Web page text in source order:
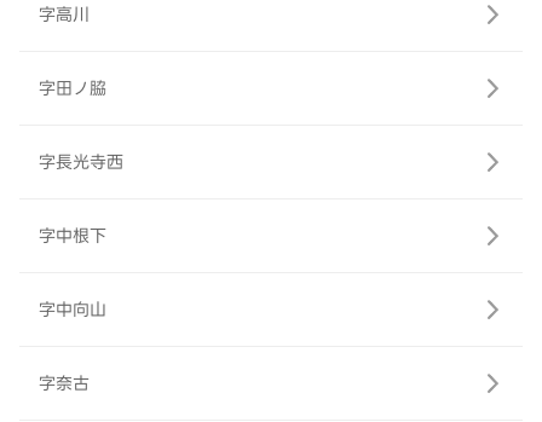
字高川
字田ノ脇
字長光寺西
字中根下
字中向山
字奈古